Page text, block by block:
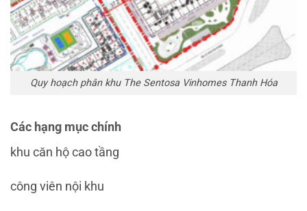
Quy hoạch phân khu The Sentosa Vinhomes Thanh Hóa
Các hạng mục chính
khu căn hộ cao tầng
công viên nội khu